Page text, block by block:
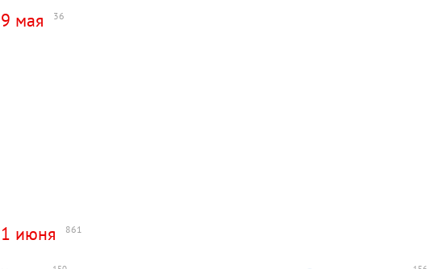
9 мая 36
1 июня 861